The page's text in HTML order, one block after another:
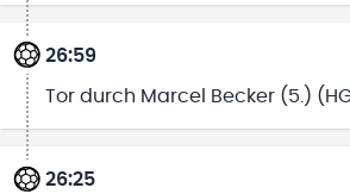
26:59
Tor durch Marcel Becker (5.)
26:25